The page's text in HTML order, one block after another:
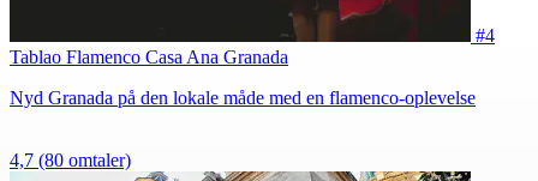
#4
Tablao Flamenco Casa Ana Granada
Nyd Granada på den lokale måde med en flamenco-oplevelse
4,7 (80 omtaler)